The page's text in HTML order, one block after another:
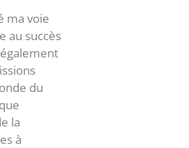
ma voie
au succès
du
la
à